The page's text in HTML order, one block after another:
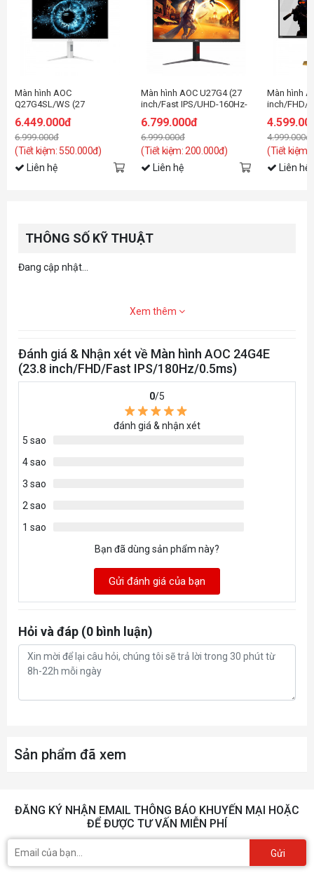
Màn hình AOC
Q27G4SL/WS (27
IPS/320Hz/0.3ms)
6.449.000đ
6.999.000đ
(Tiết kiệm: 550.000đ)
Liên hệ
Màn hình AOC U27G4 (27
inch/Fast IPS/UHD-160Hz-
6.799.000đ
6.999.000đ
(Tiết kiệm: 200.000đ)
Liên hệ
Màn hình
inch/FHD/
4.999.000đ
(Tiết kiệm:
Liên hệ
THÔNG SỐ KỸ THUẬT
Đang cập nhật...
Xem thêm
Đánh giá & Nhận xét về Màn hình AOC 24G4E
(23.8 inch/FHD/Fast IPS/180Hz/0.5ms)
0/5
đánh giá & nhận xét
5 sao
4 sao
3 sao
2 sao
1 sao
Bạn đã dùng sản phẩm này?
Gửi đánh giá của bạn
Hỏi và đáp (0 bình luận)
Sản phẩm đã xem
ĐĂNG KÝ NHẬN EMAIL THÔNG BÁO KHUYẾN MẠI HOẶC
ĐỂ ĐƯỢC TƯ VẤN MIỄN PHÍ
Gửi